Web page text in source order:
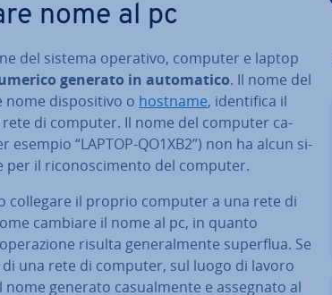
nome al pc
del sistema operativo, computer e laptop
generato in au­to­ma­ti­co. Il nome del
nome di­spo­si­ti­vo o hostname, iden­ti­fi­ca il
di computer. Il nome del computer ca­
“LAPTOP-QO1XB2”) non ha alcun si­
per il ri­co­no­sci­men­to del computer.
collegare il proprio computer a una rete di
cambiare il nome al pc, in quanto
risulta ge­ne­ral­men­te superflua. Se
una rete di computer, sul luogo di lavoro
nome generato ca­sual­men­te e assegnato al